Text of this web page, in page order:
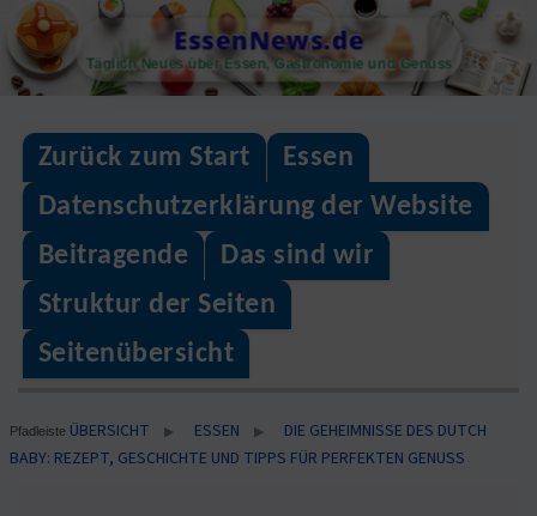
Skip
to
content
EssenNews.de
Täglich Neues über Essen, Gastronomie und Genuss
Zurück zum Start
Essen
Datenschutzerklärung der Website
Beitragende
Das sind wir
Struktur der Seiten
Seitenübersicht
Pfadleiste ÜBERSICHT ▶ ESSEN ▶
DIE GEHEIMNISSE DES DUTCH
BABY: REZEPT, GESCHICHTE UND TIPPS FÜR PERFEKTEN GENUSS